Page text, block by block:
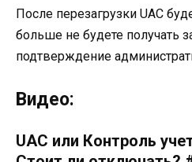
После перезагрузки UAC
больше не будете получать
подтверждение
Видео:
UAC или Контроль